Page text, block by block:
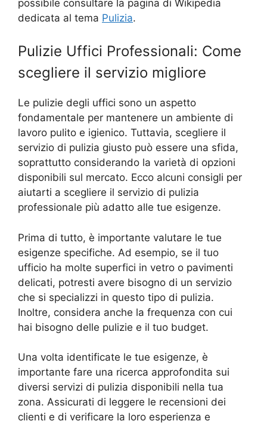
possibile consultare la pagina di Wikipedia
dedicata al tema Pulizia.
Pulizie Uffici Professionali: Come
scegliere il servizio migliore
Le pulizie degli uffici sono un aspetto
fondamentale per mantenere un ambiente di
lavoro pulito e igienico. Tuttavia, scegliere il
servizio di pulizia giusto può essere una sfida,
soprattutto considerando la varietà di opzioni
disponibili sul mercato. Ecco alcuni consigli per
aiutarti a scegliere il servizio di pulizia
professionale più adatto alle tue esigenze.
Prima di tutto, è importante valutare le tue
esigenze specifiche. Ad esempio, se il tuo
ufficio ha molte superfici in vetro o pavimenti
delicati, potresti avere bisogno di un servizio
che si specializzi in questo tipo di pulizia.
Inoltre, considera anche la frequenza con cui
hai bisogno delle pulizie e il tuo budget.
Una volta identificate le tue esigenze, è
importante fare una ricerca approfondita sui
diversi servizi di pulizia disponibili nella tua
zona. Assicurati di leggere le recensioni dei
clienti e di verificare la loro esperienza e